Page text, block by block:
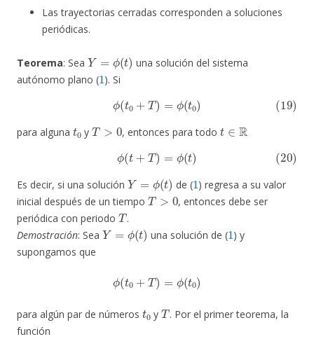
Las trayectorias cerradas corresponden a soluciones
periódicas.
Teorema: Sea
Y= )
una solución del sistema
autónomo plano ( ). Si
(19) ( 0+ =ϕ(t 0
para alguna y
T>
, entonces para todo
R
(20) ϕ (t+ =ϕ(t)
Es decir, si una solución
Y= )
de ( ) regresa a su valor
inicial después de un tiempo
T>0
, entonces debe ser
periódica con periodo
T
.
Demostración: Sea
Y= ϕ( t )
una solución de ( ) y
supongamos que
ϕ( 0 +T) (t0)
para algún par de números y
T
. Por el primer teorema, la
función